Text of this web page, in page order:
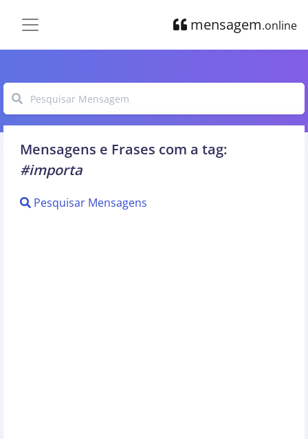
mensagem.online
Mensagens e Frases com a tag:
#importa
Pesquisar Mensagens